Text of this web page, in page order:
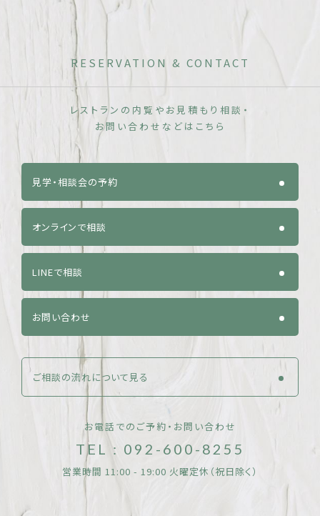
RESERVATION & CONTACT
レストランの内覧やお見積もり相談・
お問い合わせなどはこちら
見学・相談会の予約
オンラインで相談
LINEで相談
お問い合わせ
ご相談の流れについて見る
お電話でのご予約・お問い合わせ
TEL : 092-600-8255
営業時間 11:00 - 19:00 火曜定休（祝日除く）